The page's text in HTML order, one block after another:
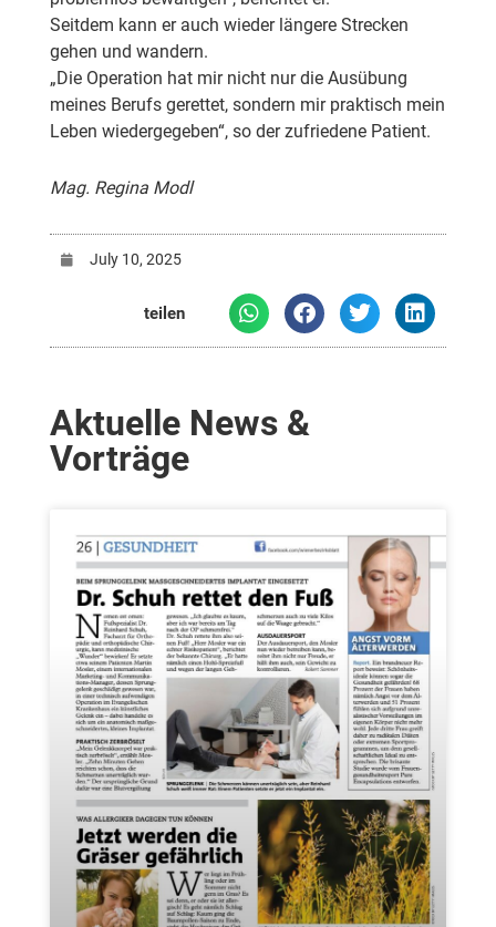
Seitdem kann er auch wieder längere Strecken
gehen und wandern.
„Die Operation hat mir nicht nur die Ausübung
meines Berufs gerettet, sondern mir praktisch mein
Leben wiedergegeben“, so der zufriedene Patient.
Mag. Regina Modl
July 10, 2025
teilen
Aktuelle News &
Vorträge